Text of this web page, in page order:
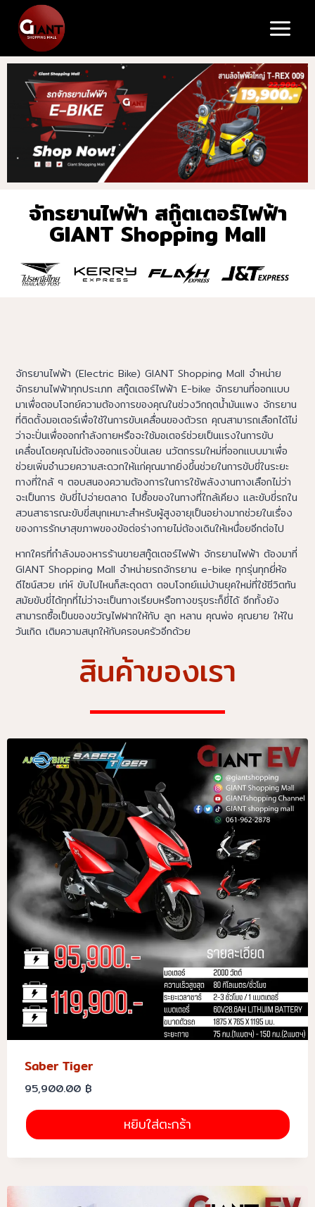
จักรยานไฟฟ้า สกู๊ตเตอร์ไฟฟ้า
GIANT Shopping Mall
จักรยานไฟฟ้า (Electric Bike) GIANT Shopping Mall จำหน่าย
จักรยานไฟฟ้าทุกประเภท สกู๊ตเตอร์ไฟฟ้า E-bike จักรยานที่ออกแบบ
มาเพื่อตอบโจทย์ความต้องการของคุณในช่วงวิกฤตน้ำมันแพง จักรยาน
ที่ติดตั้งมอเตอร์เพื่อใช้ในการขับเคลื่อนของตัวรถ คุณสามารถเลือกได้ไม่
ว่าจะปั่นเพื่อออกกำลังกายหรือจะใช้มอเตอร์ช่วยเป็นแรงในการขับ
เคลื่อนโดยคุณไม่ต้องออกแรงปั่นเลย นวัตกรรมใหม่ที่ออกแบบมาเพื่อ
ช่วยเพิ่มอำนวยความสะดวกให้แก่คุณมากยิ่งขึ้นช่วยในการขับขี่ในระยะ
ทางที่ใกล้ ๆ ตอบสนองความต้องการในการใช้พลังงานทางเลือกไม่ว่า
จะเป็นการ ขับขี่ไปจ่ายตลาด ไปซื้อของในทางที่ใกล้เคียง และขับขี่รถใน
สวนสาธารณะขับขี่สนุกเหมาะสำหรับผู้สูงอายุเป็นอย่างมากช่วยในเรื่อง
ของการรักษาสุขภาพของข้อต่อร่างกายไม่ต้องเดินให้เหนื่อยอีกต่อไป
หากใครที่กำลังมองหารร้านขายสกู๊ตเตอร์ไฟฟ้า จักรยานไฟฟ้า ต้องมาที่
GIANT Shopping Mall จำหน่ายรถจักรยาน e-bike ทุกรุ่นทุกยี่ห้อ
ดีไซน์สวย เท่ห์ ขับไปไหนก็สะดุดตา ตอบโจทย์แม่บ้านยุคใหม่ที่ใช้ชีวิตทัน
สมัยขับขี่ได้ทุกที่ไม่ว่าจะเป็นทางเรียบหรือทางขรุขระก็ขี่ได้ อีกทั้งยัง
สามารถซื้อเป็นของขวัญไฟฝากให้กับ ลูก หลาน คุณพ่อ คุณยาย ให้ใน
วันเกิด เติมความสนุกให้กับครอบครัวอีกด้วย
สินค้าของเรา
Saber Tiger
95,900.00 ฿
หยิบใส่ตะกร้า